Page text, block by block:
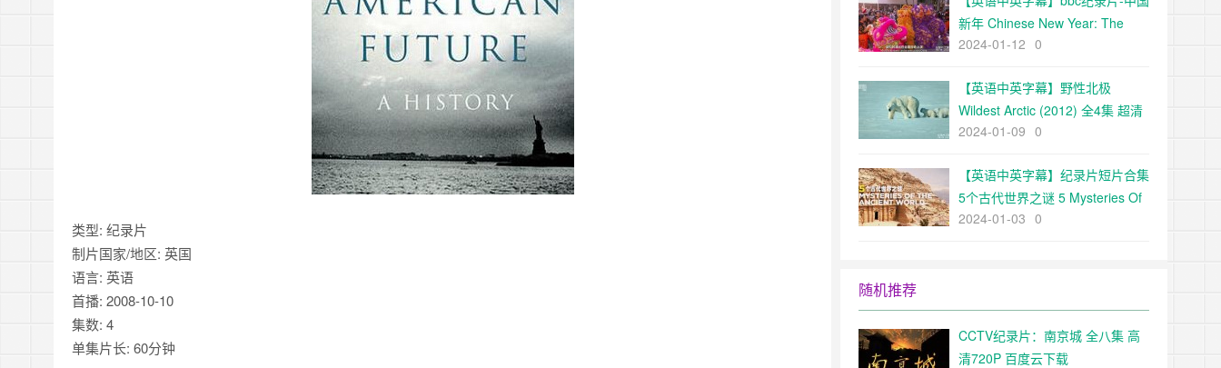
类型: 纪录片
制片国家/地区: 英国
语言: 英语
首播: 2008-10-10
集数: 4
单集片长: 60分钟
新年 Chinese New Year: The
Biggest Celebration on Earth
2024-01-12 0
【英语中英字幕】野性北极
Wildest Arctic (2012) 全4集 超清
720P下载
2024-01-09 0
【英语中英字幕】纪录片短片合集
5个古代世界之谜 5 Mysteries Of
The Ancient World超清1080p下
2024-01-03 0
随机推荐
CCTV纪录片：南京城 全八集 高
清720P 百度云下载